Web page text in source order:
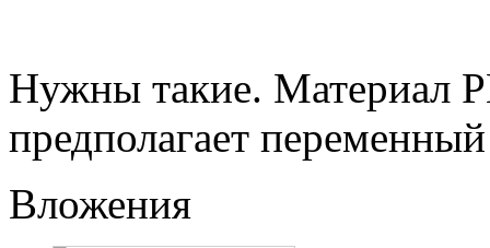
Нужны такие. Материал
предполагает
Вложения